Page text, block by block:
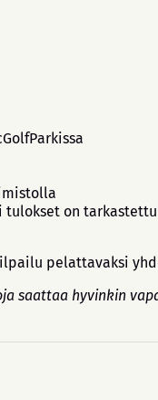
tulokset on tarkastettu
pelattavaksi
saattaa hyvinkin